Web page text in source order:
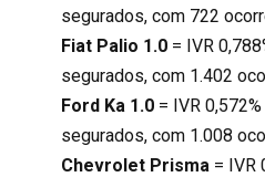
segurados, com 722
Fiat Palio 1.0 = IVR
segurados, com 1.402
Ford Ka 1.0 = IVR
segurados, com 1.008
Chevrolet Prisma = IVR